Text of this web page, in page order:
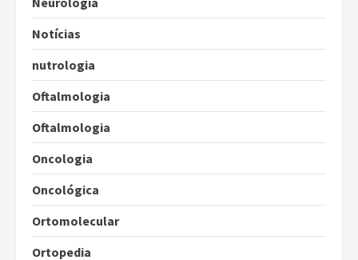
Notícias
nutrologia
Oftalmologia
Oftalmologia
Oncologia
Oncológica
Ortomolecular
Ortopedia